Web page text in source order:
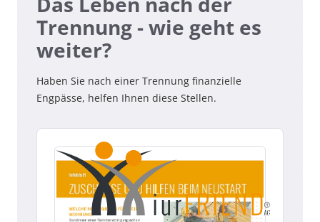
Trennung - wie geht es
weiter?
Haben Sie nach einer Trennung finanzielle
Engpässe, helfen Ihnen diese Stellen.